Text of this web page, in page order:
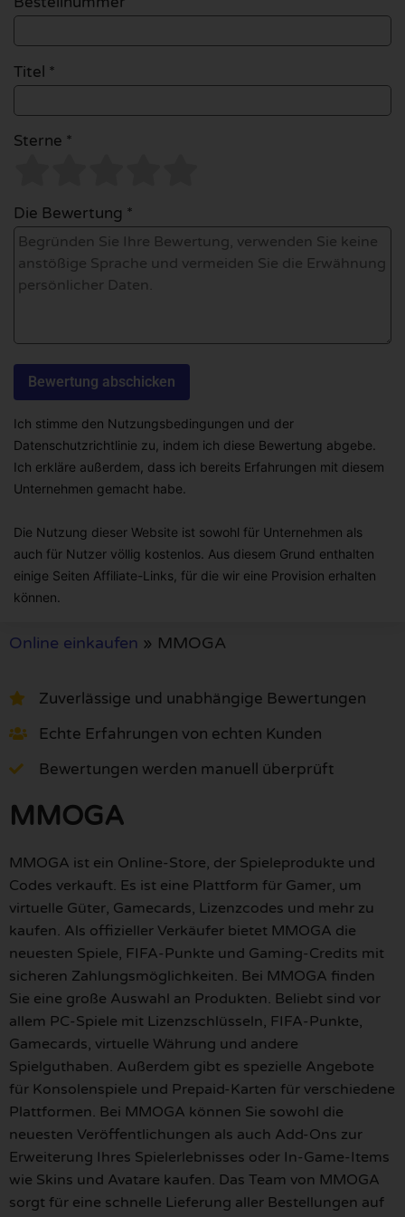
Titel *
Sterne *
Die Bewertung *
Ich stimme den Nutzungsbedingungen und der
Datenschutzrichtlinie zu, indem ich diese Bewertung abgebe.
Ich erkläre außerdem, dass ich bereits Erfahrungen mit diesem
Unternehmen gemacht habe.
Die Nutzung dieser Website ist sowohl für Unternehmen als
auch für Nutzer völlig kostenlos. Aus diesem Grund enthalten
einige Seiten Affiliate-Links, für die wir eine Provision erhalten
können.
Online einkaufen » MMOGA
Zuverlässige und unabhängige Bewertungen
Echte Erfahrungen von echten Kunden
Bewertungen werden manuell überprüft
MMOGA
MMOGA ist ein Online-Store, der Spieleprodukte und
Codes verkauft. Es ist eine Plattform für Gamer, um
virtuelle Güter, Gamecards, Lizenzcodes und mehr zu
kaufen. Als offizieller Verkäufer bietet MMOGA die
neuesten Spiele, FIFA-Punkte und Gaming-Credits mit
sicheren Zahlungsmöglichkeiten. Bei MMOGA finden
Sie eine große Auswahl an Produkten. Beliebt sind vor
allem PC-Spiele mit Lizenzschlüsseln, FIFA-Punkte,
Gamecards, virtuelle Währung und andere
Spielguthaben. Außerdem gibt es spezielle Angebote
für Konsolenspiele und Prepaid-Karten für verschiedene
Plattformen. Bei MMOGA können Sie sowohl die
neuesten Veröffentlichungen als auch Add-Ons zur
Erweiterung Ihres Spielerlebnisses oder In-Game-Items
wie Skins und Avatare kaufen. Das Team von MMOGA
sorgt für eine schnelle Lieferung aller Bestellungen auf